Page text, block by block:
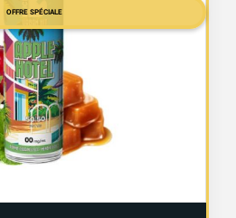
OFFRE SPÉCIALE